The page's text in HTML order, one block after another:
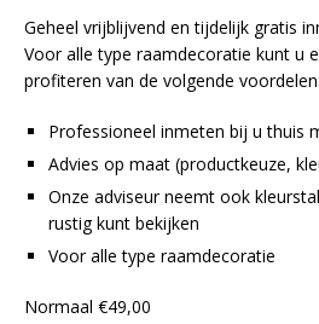
Geheel vrijblijvend en tijdelijk gratis
Voor alle type raamdecoratie kunt u
profiteren van de volgende voordelen:
Professioneel inmeten bij u thuis
Advies op maat (productkeuze,
Onze adviseur neemt ook
rustig kunt bekijken
Voor alle type raamdecoratie
Normaal €‎49,00